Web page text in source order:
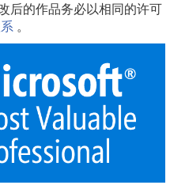
后的作品务必以相同的许可
。